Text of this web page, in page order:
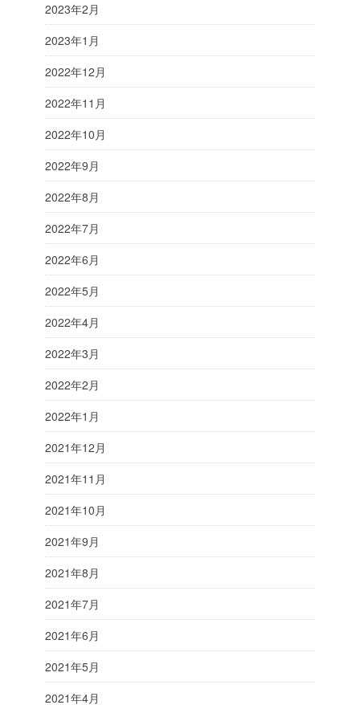
2023年2月
2023年1月
2022年12月
2022年11月
2022年10月
2022年9月
2022年8月
2022年7月
2022年6月
2022年5月
2022年4月
2022年3月
2022年2月
2022年1月
2021年12月
2021年11月
2021年10月
2021年9月
2021年8月
2021年7月
2021年6月
2021年5月
2021年4月